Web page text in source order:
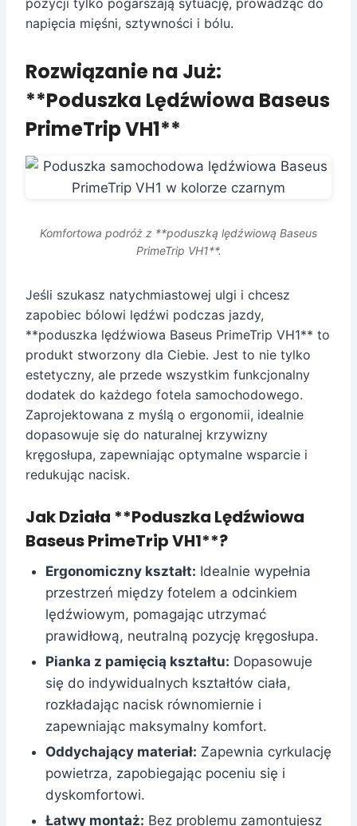
pozycji tylko pogarszają sytuację, prowadząc do
napięcia mięśni, sztywności i bólu.
Rozwiązanie na Już:
**Poduszka Lędźwiowa Baseus
PrimeTrip VH1**
Komfortowa podróż z **poduszką lędźwiową Baseus
PrimeTrip VH1**.
Jeśli szukasz natychmiastowej ulgi i chcesz
zapobiec bólowi lędźwi podczas jazdy,
**poduszka lędźwiowa Baseus PrimeTrip VH1** to
produkt stworzony dla Ciebie. Jest to nie tylko
estetyczny, ale przede wszystkim funkcjonalny
dodatek do każdego fotela samochodowego.
Zaprojektowana z myślą o ergonomii, idealnie
dopasowuje się do naturalnej krzywizny
kręgosłupa, zapewniając optymalne wsparcie i
redukując nacisk.
Jak Działa **Poduszka Lędźwiowa
Baseus PrimeTrip VH1**?
Ergonomiczny kształt: Idealnie wypełnia
przestrzeń między fotelem a odcinkiem
lędźwiowym, pomagając utrzymać
prawidłową, neutralną pozycję kręgosłupa.
Pianka z pamięcią kształtu: Dopasowuje
się do indywidualnych kształtów ciała,
rozkładając nacisk równomiernie i
zapewniając maksymalny komfort.
Oddychający materiał: Zapewnia cyrkulację
powietrza, zapobiegając poceniu się i
dyskomfortowi.
Łatwy montaż: Bez problemu zamontujesz